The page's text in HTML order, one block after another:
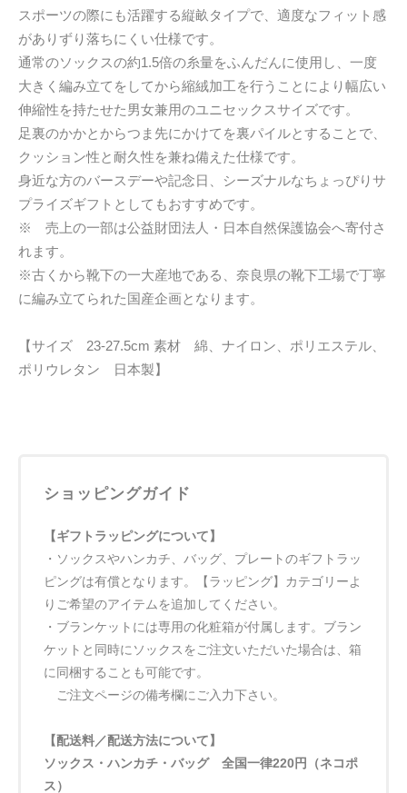
スポーツの際にも活躍する縦畝タイプで、適度なフィット感
がありずり落ちにくい仕様です。
通常のソックスの約1.5倍の糸量をふんだんに使用し、一度
大きく編み立てをしてから縮絨加工を行うことにより幅広い
伸縮性を持たせた男女兼用のユニセックスサイズです。
足裏のかかとからつま先にかけてを裏パイルとすることで、
クッション性と耐久性を兼ね備えた仕様です。
身近な方のバースデーや記念日、シーズナルなちょっぴりサ
プライズギフトとしてもおすすめです。
※ 売上の一部は公益財団法人・日本自然保護協会へ寄付さ
れます。
※古くから靴下の一大産地である、奈良県の靴下工場で丁寧
に編み立てられた国産企画となります。
【サイズ 23-27.5cm 素材 綿、ナイロン、ポリエステル、
ポリウレタン 日本製】
ショッピングガイド
【ギフトラッピングについて】
・ソックスやハンカチ、バッグ、プレートのギフトラッ
ピングは有償となります。【ラッピング】カテゴリーよ
りご希望のアイテムを追加してください。
・ブランケットには専用の化粧箱が付属します。ブラン
ケットと同時にソックスをご注文いただいた場合は、箱
に同梱することも可能です。
ご注文ページの備考欄にご入力下さい。
【配送料／配送方法について】
ソックス・ハンカチ・バッグ 全国一律220円（ネコポ
ス）